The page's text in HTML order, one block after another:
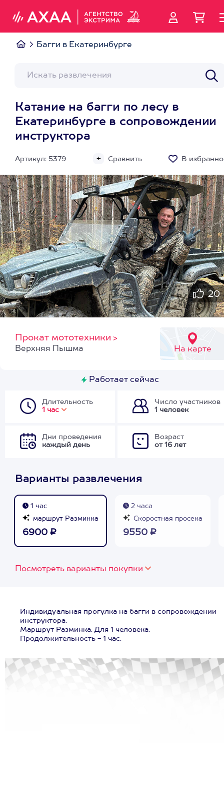
Багги в Екатеринбурге
Катание на багги по лесу в
Екатеринбурге в сопровождении
инструктора
Артикул: 5379 Сравнить В
20
Прокат мототехники >
На карте
Верхняя Пышма
Работает сейчас
Длительность
1 час
Число участников
1 человек
Дни проведения
каждый день
Возраст
от 16 лет
Варианты развлечения
1 час
маршрут Разминка
6900 ₽
2 часа
Скоростная просека
9550 ₽
Посмотреть варианты покупки
Индивидуальная прогулка на багги в сопровождении
инструктора.
Маршрут Разминка. Для 1 человека.
Продолжительность - 1 час.